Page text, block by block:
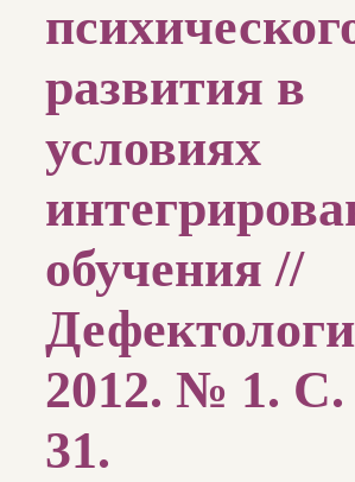
развития в
условиях
обучения //
2012. № 1. С.
31.